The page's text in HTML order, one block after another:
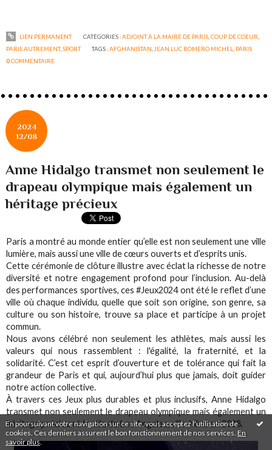
En poursuivant votre navigation sur ce site, vous acceptez l'utilisation de
cookies. Ces derniers assurent le bon fonctionnement de nos services. En
savoir plus.
LIEN PERMANENT CATÉGORIES :ADJOINT À LA MAIRE DE PARIS, COUP DE COEUR
PARIS AUTREMENT,SPORT TAGS :AFGHANISTAN JEAN LUC ROMERO MICHEL
PARIS
0COMMENTAIRE
2024
12/08
Anne Hidalgo transmet non seulement le
drapeau olympique mais également un
héritage précieux
Paris a montré au monde entier qu’elle est non seulement une ville
lumière, mais aussi une ville de cœurs ouverts et d’esprits unis.
Cette cérémonie de clôture illustre avec éclat la richesse de notre
diversité et notre engagement profond pour l’inclusion. Au-delà
des performances sportives, ces #Jeux2024 ont été le reflet d’une
ville où chaque individu, quelle que soit son origine, son genre, sa
culture ou son histoire, trouve sa place et participe à un projet
commun.
Nous avons célébré non seulement les athlètes, mais aussi les
valeurs qui nous rassemblent : l'égalité, la fraternité, et la
solidarité. C’est cet esprit d’ouverture et de tolérance qui fait la
grandeur de Paris et qui, aujourd’hui plus que jamais, doit guider
notre action collective.
À travers ces Jeux plus durables et plus inclusifs, Anne Hidalgo
transmet non seulement le drapeau olympique mais également un
héritage précieux à la ville de Los Angeles, ville-hôte en 2028.